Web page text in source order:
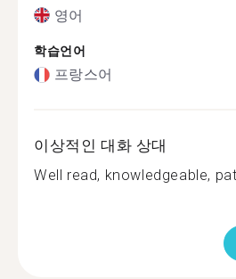
영어
학습언어
프랑스어
이상적인 대화 상대
Well read, knowledgeable,